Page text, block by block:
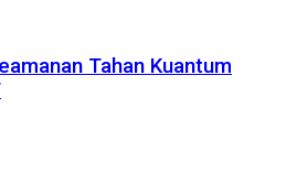
Tahan Kuantum